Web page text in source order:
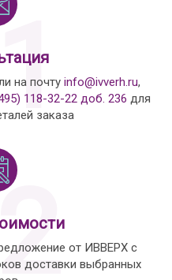
на почту info@ivverh.ru,
118-32-22 доб. 236 для
заказа
от ИВВЕРХ с
доставки выбранных